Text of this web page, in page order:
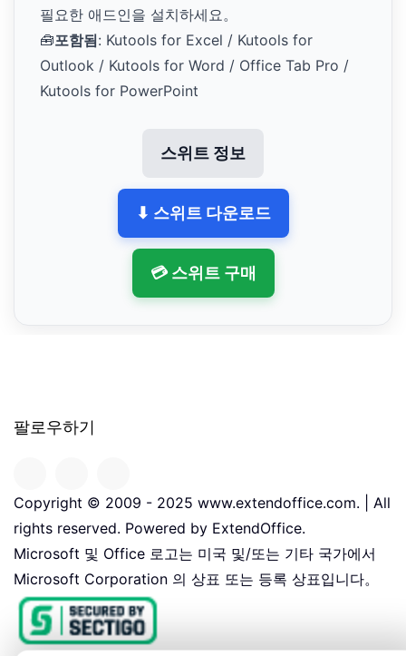
필요한 애드인을 설치하세요。
🧰포함됨: Kutools for Excel / Kutools for
Outlook / Kutools for Word / Office Tab Pro /
Kutools for PowerPoint
스위트 정보
⬇ 스위트 다운로드
💳 스위트 구매
팔로우하기
Copyright © 2009 - 2025 www.extendoffice.com. | All
rights reserved. Powered by ExtendOffice.
Microsoft 및 Office 로고는 미국 및/또는 기타 국가에서
Microsoft Corporation 의 상표 또는 등록 상표입니다。